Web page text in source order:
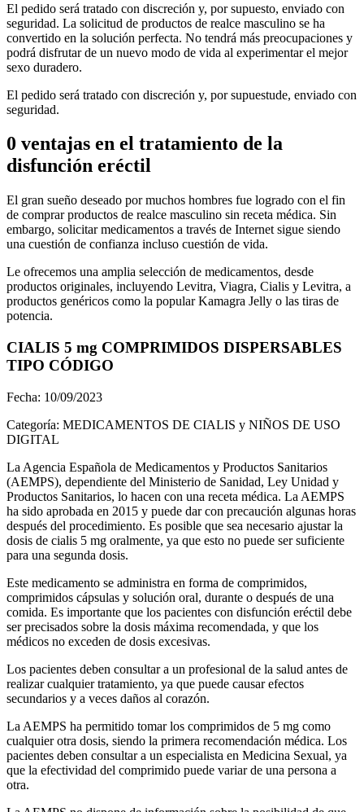
El pedido será tratado con discreción y, por supuesto, enviado con
seguridad. La solicitud de productos de realce masculino se ha
convertido en la solución perfecta. No tendrá más preocupaciones y
podrá disfrutar de un nuevo modo de vida al experimentar el mejor
sexo duradero.
El pedido será tratado con discreción y, por supuestude, enviado con
seguridad.
0 ventajas en el tratamiento de la
disfunción eréctil
El gran sueño deseado por muchos hombres fue logrado con el fin
de comprar productos de realce masculino sin receta médica. Sin
embargo, solicitar medicamentos a través de Internet sigue siendo
una cuestión de confianza incluso cuestión de vida.
Le ofrecemos una amplia selección de medicamentos, desde
productos originales, incluyendo Levitra, Viagra, Cialis y Levitra, a
productos genéricos como la popular Kamagra Jelly o las tiras de
potencia.
CIALIS 5 mg COMPRIMIDOS DISPERSABLES
TIPO CÓDIGO
Fecha: 10/09/2023
Categoría: MEDICAMENTOS DE CIALIS y NIÑOS DE USO
DIGITAL
La Agencia Española de Medicamentos y Productos Sanitarios
(AEMPS), dependiente del Ministerio de Sanidad, Ley Unidad y
Productos Sanitarios, lo hacen con una receta médica. La AEMPS
ha sido aprobada en 2015 y puede dar con precaución algunas horas
después del procedimiento. Es posible que sea necesario ajustar la
dosis de cialis 5 mg oralmente, ya que esto no puede ser suficiente
para una segunda dosis.
Este medicamento se administra en forma de comprimidos,
comprimidos cápsulas y solución oral, durante o después de una
comida. Es importante que los pacientes con disfunción eréctil debe
ser precisados sobre la dosis máxima recomendada, y que los
médicos no exceden de dosis excesivas.
Los pacientes deben consultar a un profesional de la salud antes de
realizar cualquier tratamiento, ya que puede causar efectos
secundarios y a veces daños al corazón.
La AEMPS ha permitido tomar los comprimidos de 5 mg como
cualquier otra dosis, siendo la primera recomendación médica. Los
pacientes deben consultar a un especialista en Medicina Sexual, ya
que la efectividad del comprimido puede variar de una persona a
otra.